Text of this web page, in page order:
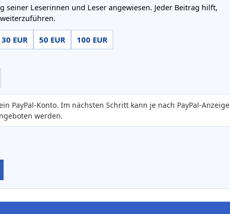
seiner Leserinnen und Leser angewiesen. Jeder Beitrag hilft,
30 EUR 50 EUR 100 EUR
PayPal-Konto. Im nächsten Schritt kann je nach PayPal-Anzeige
werden.